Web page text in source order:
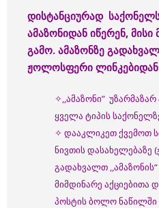
დისტანციურად
ამაზონიდან იწერენ,
გამო. ამაზონზე
ჟოლოსფერი ლინკებიდან
✧,,ამაზონი”
ყველა ტიპის
✧ დააკლიკეთ ქვემოთ
ნივთის
გადახვალთ
მიმდინარე აქციებითა
პოსტის ბოლო ნაწილში